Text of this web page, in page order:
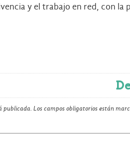
y el trabajo en red, con
publicada. Los campos obligatorios están